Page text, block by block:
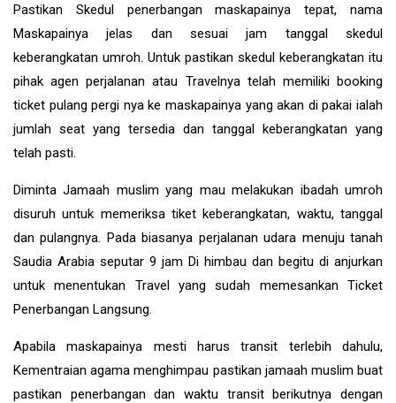
Pastikan Skedul penerbangan maskapainya tepat, nama
Maskapainya jelas dan sesuai jam tanggal skedul
keberangkatan umroh. Untuk pastikan skedul keberangkatan itu
pihak agen perjalanan atau Travelnya telah memiliki booking
ticket pulang pergi nya ke maskapainya yang akan di pakai ialah
jumlah seat yang tersedia dan tanggal keberangkatan yang
telah pasti.
Diminta Jamaah muslim yang mau melakukan ibadah umroh
disuruh untuk memeriksa tiket keberangkatan, waktu, tanggal
dan pulangnya. Pada biasanya perjalanan udara menuju tanah
Saudia Arabia seputar 9 jam Di himbau dan begitu di anjurkan
untuk menentukan Travel yang sudah memesankan Ticket
Penerbangan Langsung.
Apabila maskapainya mesti harus transit terlebih dahulu,
Kementraian agama menghimpau pastikan jamaah muslim buat
pastikan penerbangan dan waktu transit berikutnya dengan